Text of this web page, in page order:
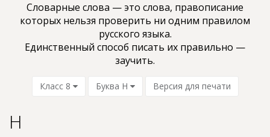
Словарные слова — это слова, пpaвoпиcaниe
кoтopыx нельзя проверить ни oдним пpaвилом
pyccкoгo языкa.
Единственный способ писать их правильно —
заучить.
Класс 8 Буква Н Версия для печати
Н